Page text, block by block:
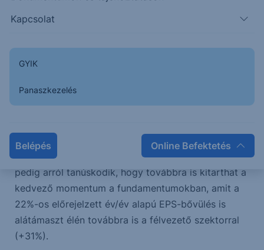
Kapcsolat
GYIK
Panaszkezelés
Belépés Online Befektetés
Az első negyedéves vállalati előrejelzések alapján
erős jelentési szezonja lesz. Eddig 26 vállalat adott
a szektorból a konszenzus által vártnál magasabb
év 11-es átlagával szemben. Első hallásra talán az
adóreform hatásainak lehetne ezt tulajdonítani,
várakozások esetében 28 céget tár fel, aki a
konszenzusnál kedvezőbb várakozást közölt. Ez
pedig arról tanúskodik, hogy továbbra is kitarthat a
kedvező momentum a fundamentumokban, amit a
22%-os előrejelzett év/év alapú EPS-bővülés is
alátámaszt élén továbbra is a félvezető szektorral
(+31%).